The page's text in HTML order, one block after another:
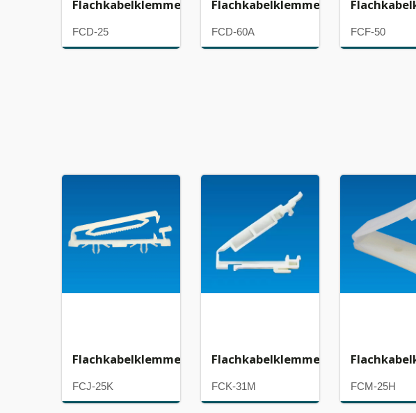
Flachkabelklemme
FCD-25
Flachkabelklemme
FCD-60A FCF-50
Flachkabelklemme
FCJ-25K
Flachkabelklemme
FCK-31M FCM-25H